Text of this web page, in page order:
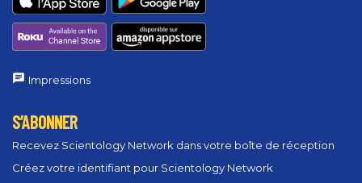
Impressions
S’ABONNER
Recevez Scientology Network dans votre boîte de réception
Créez votre identifiant pour Scientology Network